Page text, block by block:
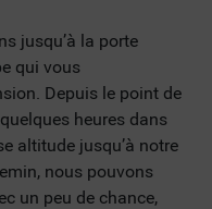
jusqu’à la porte
qui vous
Depuis le point de
heures dans
altitude jusqu’à notre
nous pouvons
un peu de chance,